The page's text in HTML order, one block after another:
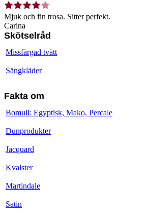
Mjuk och fin trosa. Sitter perfekt.
Carina
Skötselråd
Missfärgad tvätt
Sängkläder
Fakta om
Bomull: Egyptisk, Mako, Percale
Dunprodukter
Jacquard
Kvalster
Martindale
Satin